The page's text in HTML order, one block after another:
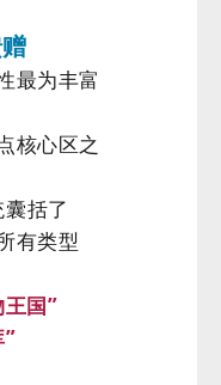
最为丰富
核心区之
括了
有类型
国”